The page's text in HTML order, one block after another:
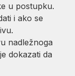
u postupku.
i ako se
nadležnoga
dokazati da